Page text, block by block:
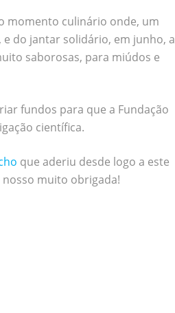
momento culinário onde, um
do jantar solidário, em junho, a
saborosas, para miúdos e
fundos para que a Fundação
científica.
que aderiu desde logo a este
muito obrigada!